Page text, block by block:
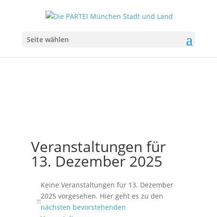
Seite wählen
Veranstaltungen für
13. Dezember 2025
Hinweis
Keine Veranstaltungen für 13. Dezember
2025 vorgesehen. Hier geht es zu den
nächsten bevorstehenden